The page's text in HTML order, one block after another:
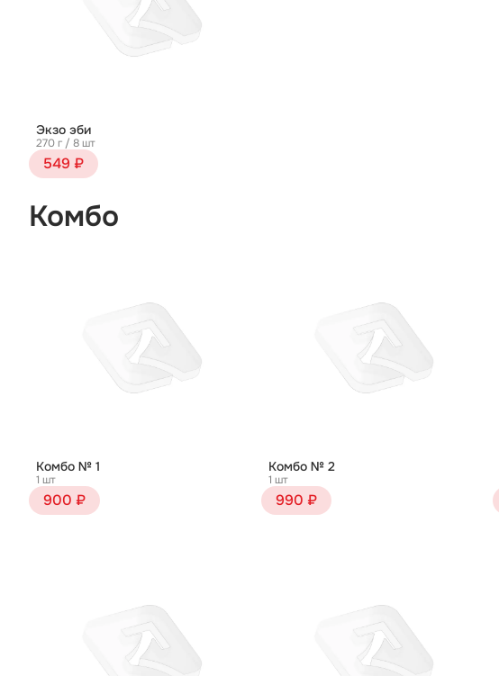
Экзо эби
270 г / 8 шт
549 ₽
Комбо
Комбо № 1
1 шт
900 ₽
Комбо № 2
1 шт
990 ₽